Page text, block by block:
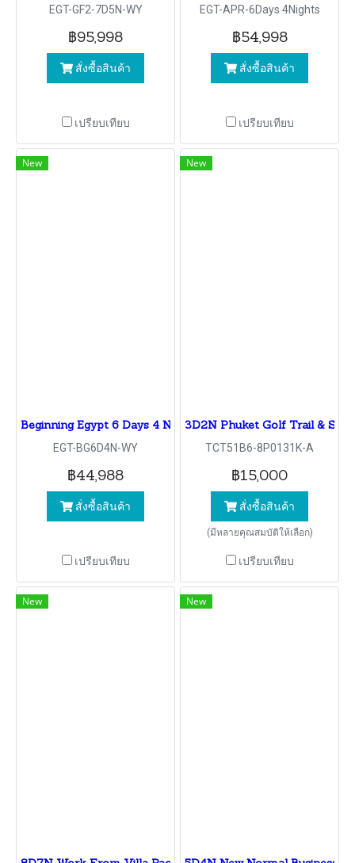
EGT-GF2-7D5N-WY
฿95,998
สั่งซื้อสินค้า
เปรียบเทียบ
EGT-APR-6Days 4Nights
฿54,998
สั่งซื้อสินค้า
เปรียบเทียบ
New
Beginning Egypt 6 Days 4 Nights
EGT-BG6D4N-WY
฿44,988
สั่งซื้อสินค้า
เปรียบเทียบ
New
3D2N Phuket Golf Trail &
TCT51B6-8P0131K-A
฿15,000
สั่งซื้อสินค้า
(มีหลายคุณสมบัติให้เลือก)
เปรียบเทียบ
New New